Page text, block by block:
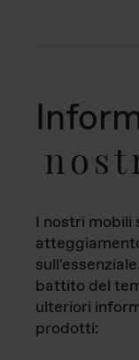
I nostri mobili
battito del
ulteriori
prodotti: